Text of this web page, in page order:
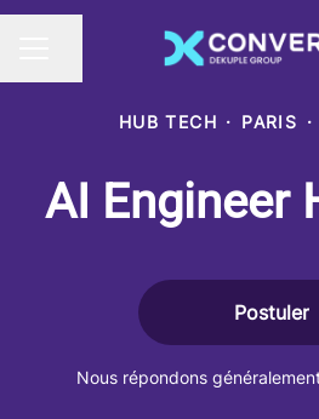
MENU CARRIÈRE
Partager la page
HUB TECH · PARIS ·
AI Engineer
Postuler
Nous répondons